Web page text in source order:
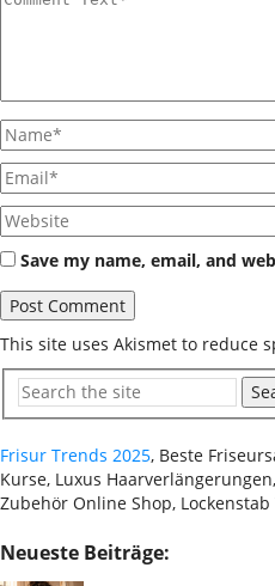
Save my name, email, and
This site uses Akismet to reduce
Frisur Trends 2025, Beste
Kurse, Luxus
Zubehör Online Shop,
Neueste Beiträge: